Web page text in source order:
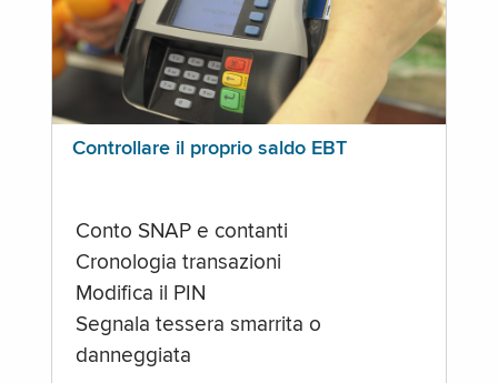
Controllare il proprio saldo EBT
Conto SNAP e contanti
Cronologia transazioni
Modifica il PIN
Segnala tessera smarrita o
danneggiata